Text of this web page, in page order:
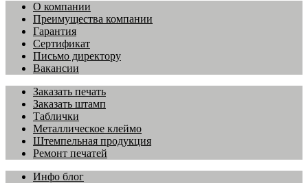
О компании
Преимущества компании
Гарантия
Сертификат
Письмо директору
Вакансии
Заказать печать
Заказать штамп
Таблички
Металлическое клеймо
Штемпельная продукция
Ремонт печатей
Инфо блог